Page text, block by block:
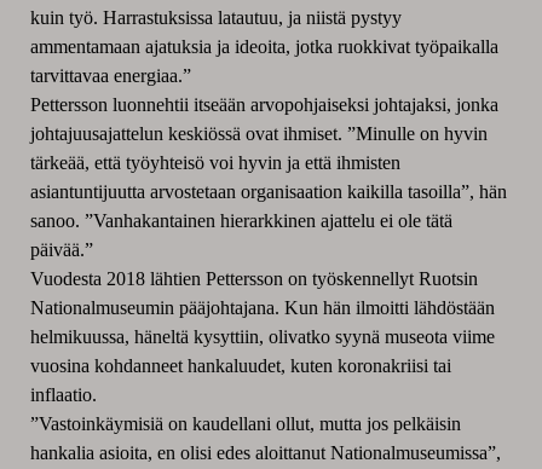
kuin työ. Harrastuksissa latautuu, ja niistä pystyy
ammentamaan ajatuksia ja ideoita, jotka ruokkivat työpaikalla
tarvittavaa energiaa.”
Pettersson luonnehtii itseään arvopohjaiseksi johtajaksi, jonka
johtajuusajattelun keskiössä ovat ihmiset. ”Minulle on hyvin
tärkeää, että työyhteisö voi hyvin ja että ihmisten
asiantuntijuutta arvostetaan organisaation kaikilla tasoilla”, hän
sanoo. ”Vanhakantainen hierarkkinen ajattelu ei ole tätä
päivää.”
Vuodesta 2018 lähtien Pettersson on työskennellyt Ruotsin
Nationalmuseumin pääjohtajana. Kun hän ilmoitti lähdöstään
helmikuussa, häneltä kysyttiin, olivatko syynä museota viime
vuosina kohdanneet hankaluudet, kuten koronakriisi tai
inflaatio.
”Vastoinkäymisiä on kaudellani ollut, mutta jos pelkäisin
hankalia asioita, en olisi edes aloittanut Nationalmuseumissa”,